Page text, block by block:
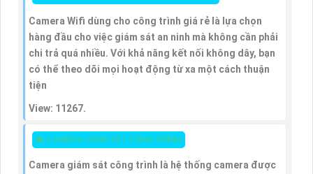
Camera Wifi dùng cho công trình giá rẻ là lựa chọn
hàng đầu cho việc giám sát an ninh mà không cần phải
chi trả quá nhiều. Với khả năng kết nối không dây, bạn
có thể theo dõi mọi hoạt động từ xa một cách thuận
tiện
View: 11267.
👸 CAMERA GIÁM SÁT CÔNG TRÌNH
Camera giám sát công trình là hệ thống camera được